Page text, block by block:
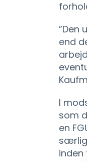
”Den
end
I
som
en
inden